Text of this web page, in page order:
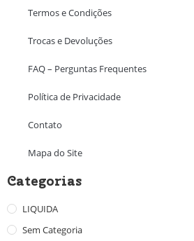
Termos e Condições
Trocas e Devoluções
FAQ – Perguntas Frequentes
Política de Privacidade
Contato
Mapa do Site
Categorias
LIQUIDA
Sem Categoria